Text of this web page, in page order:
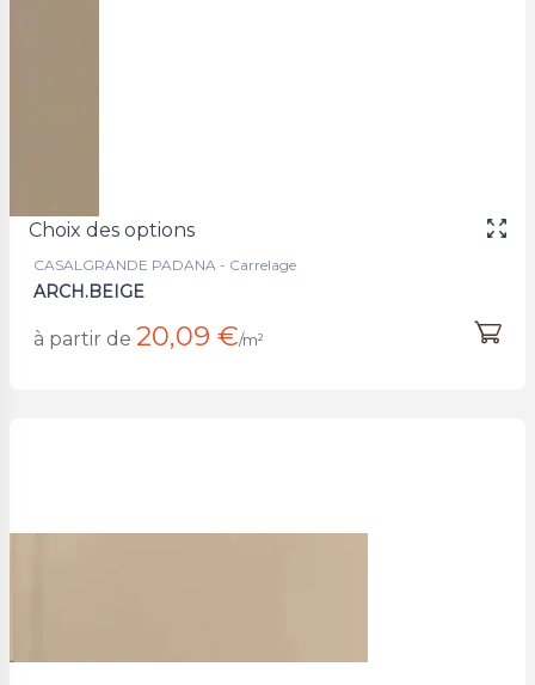
Choix des options
CASALGRANDE PADANA - Carrelage
ARCH.BEIGE
à partir de 20,09 €/m²